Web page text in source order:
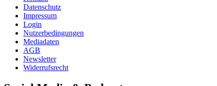
Datenschutz
Impressum
Login
Nutzerbedingungen
Mediadaten
AGB
Newsletter
Widerrufsrecht